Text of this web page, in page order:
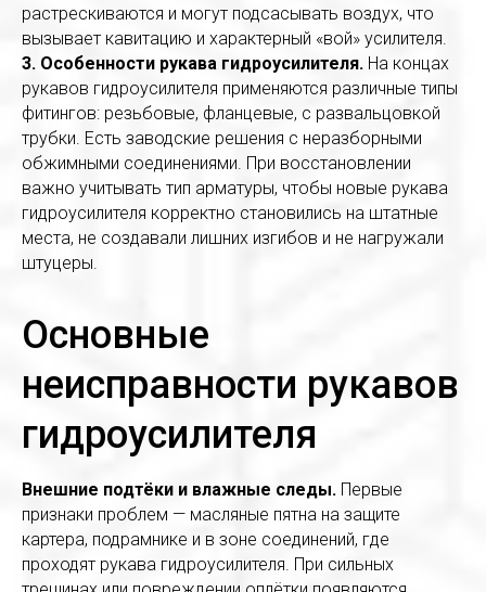
растрескиваются и могут подсасывать воздух, что
вызывает кавитацию и характерный «вой» усилителя.
3. Особенности рукава гидроусилителя. На концах
рукавов гидроусилителя применяются различные типы
фитингов: резьбовые, фланцевые, с развальцовкой
трубки. Есть заводские решения с неразборными
обжимными соединениями. При восстановлении
важно учитывать тип арматуры, чтобы новые рукава
гидроусилителя корректно становились на штатные
места, не создавали лишних изгибов и не нагружали
штуцеры.
Основные
неисправности рукавов
гидроусилителя
Внешние подтёки и влажные следы. Первые
признаки проблем — масляные пятна на защите
картера, подрамнике и в зоне соединений, где
проходят рукава гидроусилителя. При сильных